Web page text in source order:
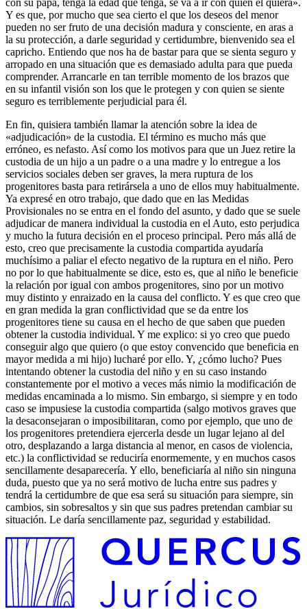
Y es que, por mucho que sea cierto el que los deseos del menor
pueden no ser fruto de una decisión madura y consciente, en aras a
la su protección, a darle seguridad y certidumbre, bienvenido sea el
capricho. Entiendo que nos ha de bastar para que se sienta seguro y
arropado en una situación que es demasiado adulta para que pueda
comprender. Arrancarle en tan terrible momento de los brazos que
en su infantil visión son los que le protegen y con quien se siente
seguro es terriblemente perjudicial para él.
En fin, quisiera también llamar la atención sobre la idea de
«adjudicación» de la custodia. El término es mucho más que
erróneo, es nefasto. Así como los motivos para que un Juez retire la
custodia de un hijo a un padre o a una madre y lo entregue a los
servicios sociales deben ser graves, la mera ruptura de los
progenitores basta para retirársela a uno de ellos muy habitualmente.
Ya expresé en otro trabajo, que dado que en las Medidas
Provisionales no se entra en el fondo del asunto, y dado que se suele
adjudicar de manera individual la custodia en el Auto, esto perjudica
y mucho la futura decisión en el proceso principal. Pero más allá de
esto, creo que precisamente la custodia compartida ayudaría
muchísimo a paliar el efecto negativo de la ruptura en el niño. Pero
no por lo que habitualmente se dice, esto es, que al niño le beneficie
la relación por igual con ambos progenitores, sino por un motivo
muy distinto y enraizado en la causa del conflicto. Y es que creo que
en gran medida la gran conflictividad que se da entre los
progenitores tiene su causa en el hecho de que saben que pueden
obtener la custodia individual. Y me explico: si yo creo que puedo
conseguir algo que quiero (o que estoy convencido que beneficia en
mayor medida a mi hijo) lucharé por ello. Y, ¿cómo lucho? Pues
intentando obtener la custodia del niño y en su caso instando
constantemente por el motivo a veces más nimio la modificación de
medidas encaminada a lo mismo. Sin embargo, si siempre y en todo
caso se impusiese la custodia compartida (salgo motivos graves que
la desaconsejaran o imposibilitaran, como por ejemplo, que uno de
los progenitores pretendiera ejercerla desde un lugar lejano al del
otro, desplazando a larga distancia al menor, en casos de violencia,
etc.) la conflictividad se reduciría enormemente, y en muchos casos
sencillamente desaparecería. Y ello, beneficiaría al niño sin ninguna
duda, puesto que ya no será motivo de lucha entre sus padres y
tendrá la certidumbre de que esa será su situación para siempre, sin
cambios, sin sobresaltos y sin que sus padres pretendan cambiar su
situación. Le daría sencillamente paz, seguridad y estabilidad.